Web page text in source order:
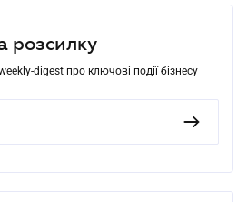
розсилку
digest про ключові події бізнесу